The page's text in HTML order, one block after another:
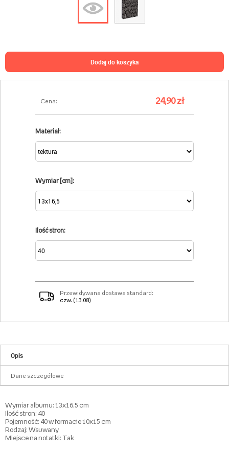
Cena: 24,90 zł
Materiał:
Wymiar [cm]:
Ilość stron:
Przewidywana dostawa standard:
czw. (13.08)
dodaj do koszyka
Opis
Dane szczegółowe
Wymiar albumu: 13x16,5 cm
Ilość stron: 40
Pojemność: 40 w formacie 10x15 cm
Rodzaj: Wsuwany
Miejsce na notatki: Tak